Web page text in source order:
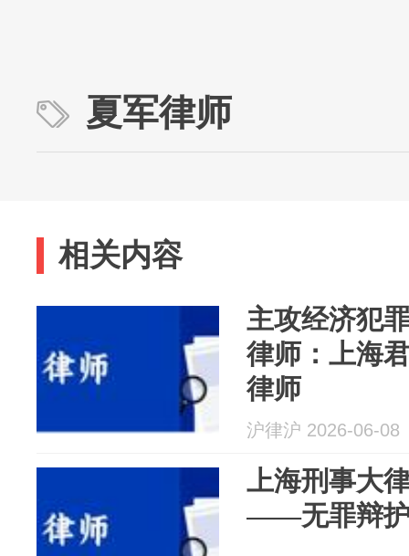
夏军律师
相关内容
主攻经济犯
律师：上海
律师
沪律沪 2026-06-08
上海刑事大
——无罪辩护